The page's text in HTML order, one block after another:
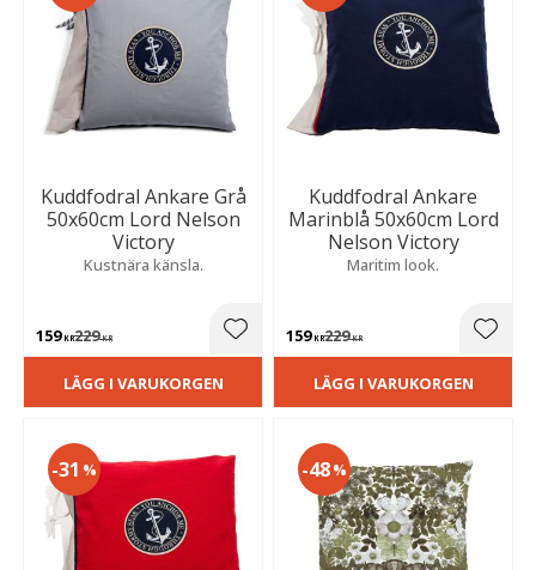
Kuddfodral Ankare Grå
50x60cm Lord Nelson
Victory
Kustnära känsla.
159KR229KR Lägg till i favoriter
LÄGG I VARUKORGEN
Kuddfodral Ankare
Marinblå 50x60cm Lord
Nelson Victory
Maritim look.
159KR229KR
LÄGG I VARUKORGEN
31 % 48%